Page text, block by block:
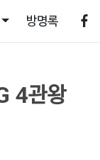
방명록
4관왕